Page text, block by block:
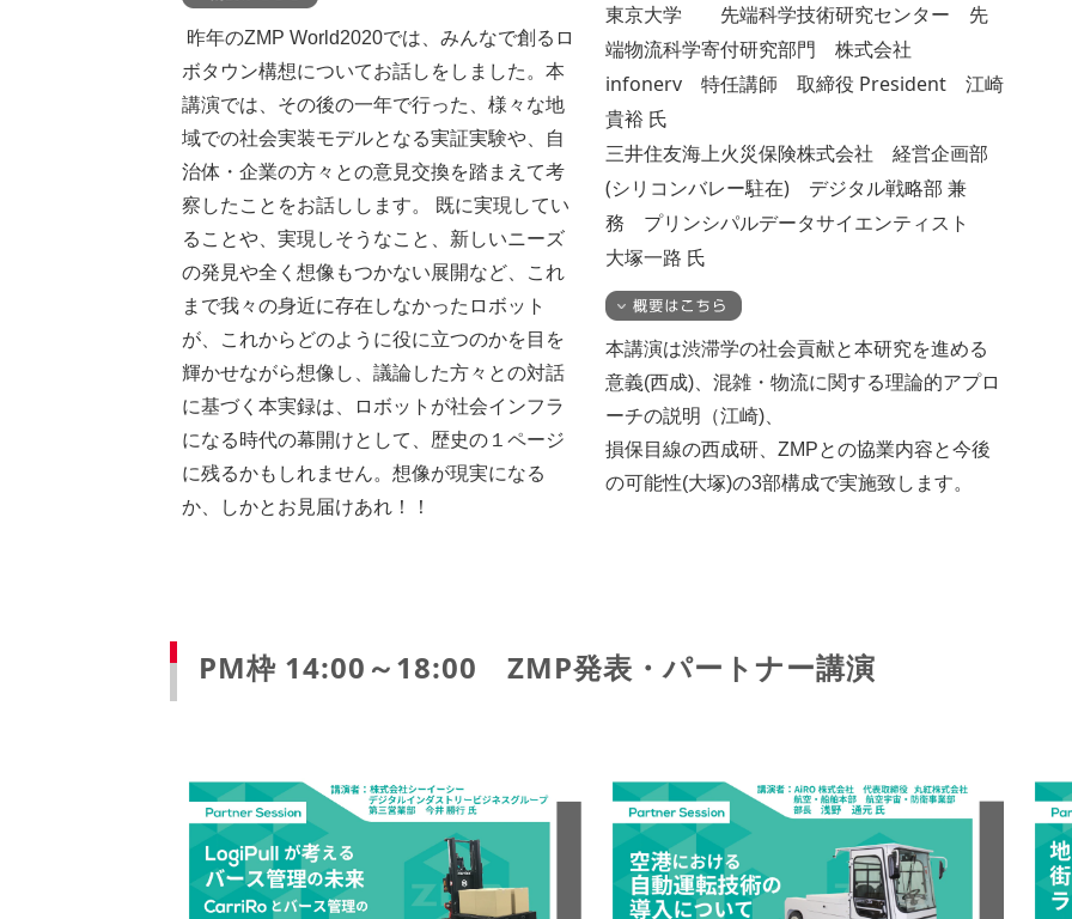
昨年のZMP World2020では、みんなで創るロ
ボタウン構想についてお話しをしました。本
講演では、その後の一年で行った、様々な地
域での社会実装モデルとなる実証実験や、自
治体・企業の方々との意見交換を踏まえて考
察したことをお話しします。 既に実現してい
ることや、実現しそうなこと、新しいニーズ
の発見や全く想像もつかない展開など、これ
まで我々の身近に存在しなかったロボット
が、これからどのように役に立つのかを目を
輝かせながら想像し、議論した方々との対話
に基づく本実録は、ロボットが社会インフラ
になる時代の幕開けとして、歴史の１ページ
に残るかもしれません。想像が現実になる
か、しかとお見届けあれ！！
東京大学 先端科学技術研究センター 先
端物流科学寄付研究部門 株式会社
infonerv 特任講師 取締役 President 江崎
貴裕 氏
三井住友海上火災保険株式会社 経営企画部
(シリコンバレー駐在) デジタル戦略部 兼
務 プリンシパルデータサイエンティスト
大塚一路 氏
本講演は渋滞学の社会貢献と本研究を進める
意義(西成)、混雑・物流に関する理論的アプロ
ーチの説明（江崎)、
損保目線の西成研、ZMPとの協業内容と今後
の可能性(大塚)の3部構成で実施致します。
PM枠 14:00～18:00 ZMP発表・パートナー講演